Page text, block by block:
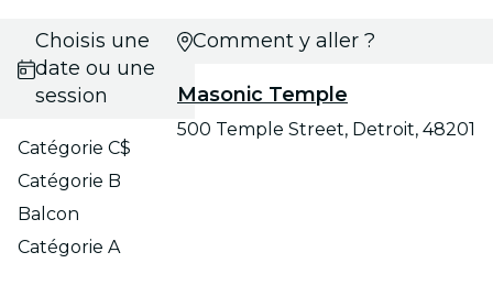
Choisis une
date ou une
session
Catégorie C$
Catégorie B
Balcon
Catégorie A
Comment y aller ?
Masonic Temple
500 Temple Street, Detroit, 48201